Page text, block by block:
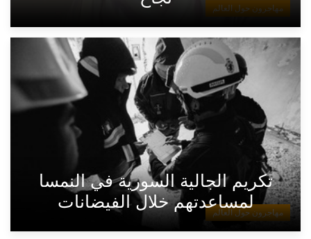
مهاجرون حول العالم
مهاجرون حول العالم
تكريم الجالية السورية في النمسا
لمساعدتهم خلال الفيضانات